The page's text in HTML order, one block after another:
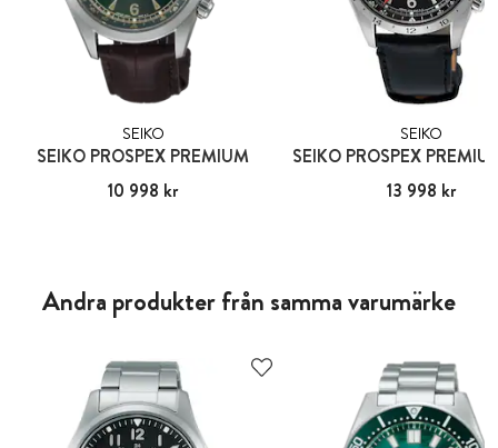
SEIKO
SEIKO PROSPEX PREMIUM
Pris: 10 998 kr
10 998 kr
SEIKO
SEIKO PROSPEX
Pris: 13 998 kr
13 998 kr
Andra produkter från samma varumärke